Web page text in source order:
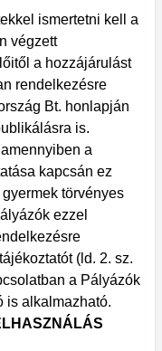
ismertetni kell a
végzett
a hozzájárulást
rendelkezésre
Bt. honlapján
is.
a
kapcsán ez
törvényes
ezzel
(ld. 2. sz.
a Pályázók
is alkalmazható.